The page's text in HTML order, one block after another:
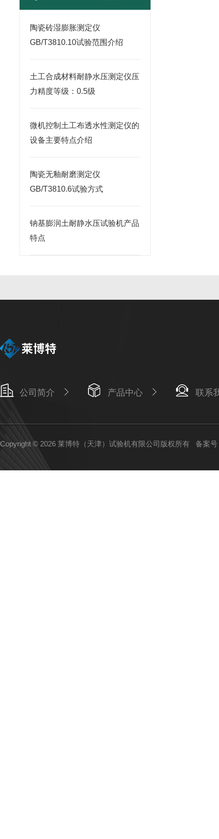
陶瓷砖湿膨胀测定仪
GB/T3810.10试验范围介绍
土工合成材料耐静水压测定仪压
力精度等级：0.5级
微机控制土工布透水性测定仪的
设备主要特点介绍
陶瓷无釉耐磨测定仪
GB/T3810.6试验方式
钠基膨润土耐静水压试验机产品
特点
公司简介 产品中心 联系
Copyright © 2026 莱博特（天津）试验机有限公司版权所有 备案号